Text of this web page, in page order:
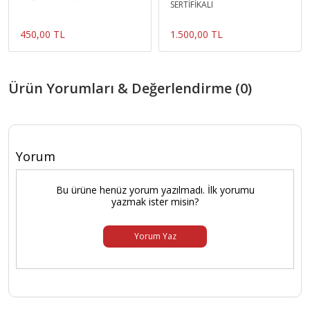
450,00 TL
SERTİFİKALI
1.500,00 TL
Ürün Yorumları & Değerlendirme (0)
Yorum
Bu ürüne henüz yorum yazılmadı. İlk yorumu
yazmak ister misin?
Yorum Yaz